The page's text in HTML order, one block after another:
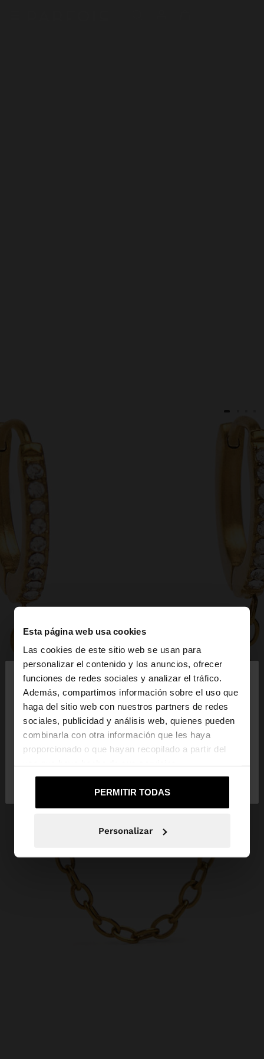
Esta página web usa cookies
Las cookies de este sitio web se usan para
personalizar el contenido y los anuncios, ofrecer
funciones de redes sociales y analizar el tráfico.
Además, compartimos información sobre el uso que
haga del sitio web con nuestros partners de redes
sociales, publicidad y análisis web, quienes pueden
combinarla con otra información que les haya
proporcionado o que hayan recopilado a partir del
PERMITIR TODAS
Personalizar
hola
Estás accediendo a la web de Mexico. ¿Quieres ir a
la web de United States?